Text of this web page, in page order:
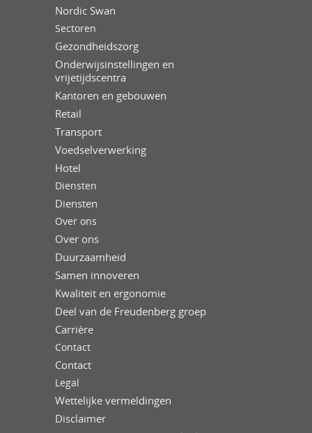
Nordic Swan
Sectoren
Gezondheidszorg
Onderwijsinstellingen en
vrijetijdscentra
Kantoren en gebouwen
Retail
Transport
Voedselverwerking
Hotel
Diensten
Diensten
Over ons
Over ons
Duurzaamheid
Samen innoveren
Kwaliteit en ergonomie
Deel van de Freudenberg groep
Carrière
Contact
Contact
Legal
Wettelijke vermeldingen
Disclaimer